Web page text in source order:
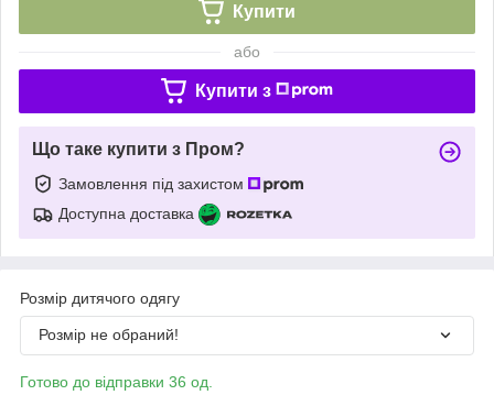
Купити
або
Купити з
Що таке купити з Пром?
Замовлення під захистом
Доступна доставка
Розмір дитячого одягу
Розмір не обраний!
Готово до відправки 36 од.